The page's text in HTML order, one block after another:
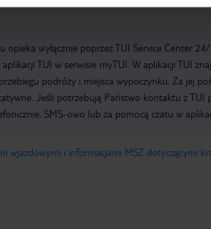
opieka wyłącznie poprzez TUI Service Center
TUI w serwisie myTUI. W aplikacji TUI
podróży i miejsca wypoczynku. Za jej
Jeśli potrzebują Państwo kontaktu z TUI
SMS-owo lub za pomocą czatu w
wjazdowymi i informacjami MSZ dotyczącymi